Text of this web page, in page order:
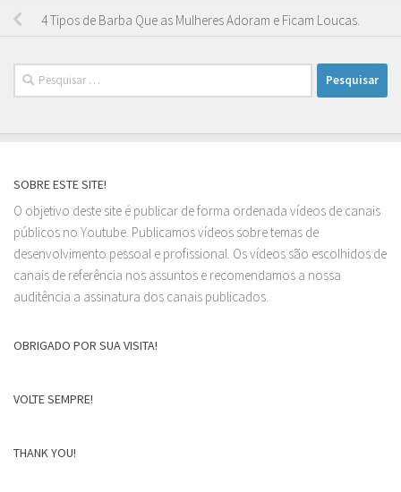
4 Tipos de Barba Que as Mulheres Adoram e Ficam Loucas.
Pesquisar
por:
SOBRE ESTE SITE!
O objetivo deste site é publicar de forma ordenada vídeos de canais
públicos no Youtube. Publicamos vídeos sobre temas de
desenvolvimento pessoal e profissional. Os vídeos são escolhidos de
canais de referência nos assuntos e recomendamos a nossa
auditência a assinatura dos canais publicados.
OBRIGADO POR SUA VISITA!
VOLTE SEMPRE!
THANK YOU!